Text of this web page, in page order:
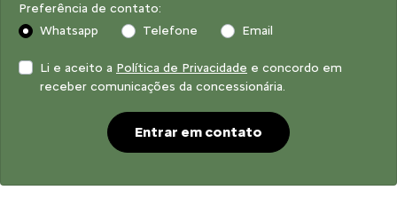
Preferência de contato:
Whatsapp
Telefone Email
Li e aceito a Política de Privacidade e concordo em
receber comunicações da concessionária.
Entrar em contato